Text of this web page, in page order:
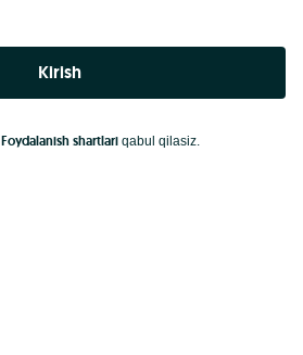
Kirish
Foydalanish shartlariqabul qilasiz.